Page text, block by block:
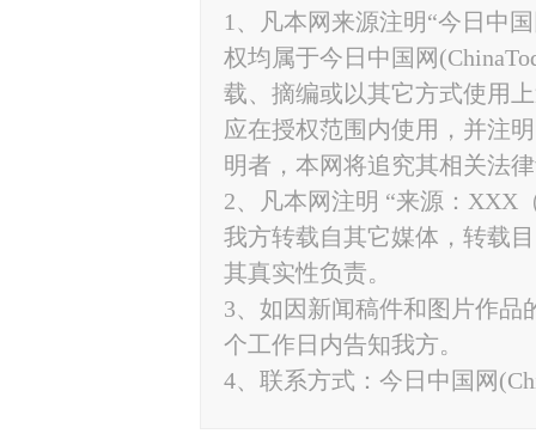
1、凡本网来源注明“今日中
权均属于今日中国网
载、摘编或以其它方式使用
应在授权范围内使用，并注
明者，本网将追究其相关法
2、凡本网注明 “来源：XXX
我方转载自其它媒体，转载
其真实性负责。
3、如因新闻稿件和图片作品
个工作日内告知我方。
4、联系方式：今日中国网